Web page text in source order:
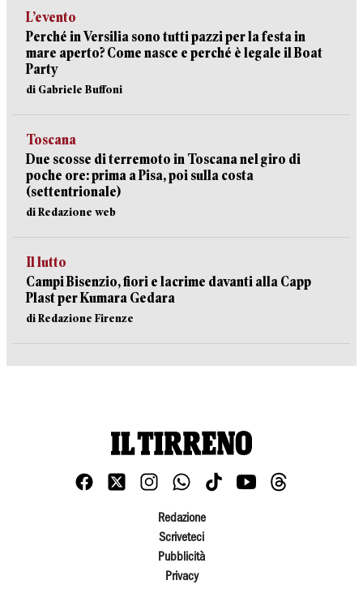
L’evento
Perché in Versilia sono tutti pazzi per la festa in
mare aperto? Come nasce e perché è legale il Boat
Party
di Gabriele Buffoni
Toscana
Due scosse di terremoto in Toscana nel giro di
poche ore: prima a Pisa, poi sulla costa
(settentrionale)
di Redazione web
Il lutto
Campi Bisenzio, fiori e lacrime davanti alla Capp
Plast per Kumara Gedara
di Redazione Firenze
Redazione
Scriveteci
Pubblicità
Privacy